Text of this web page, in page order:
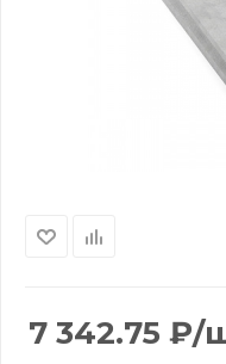
7 342.75 ₽/